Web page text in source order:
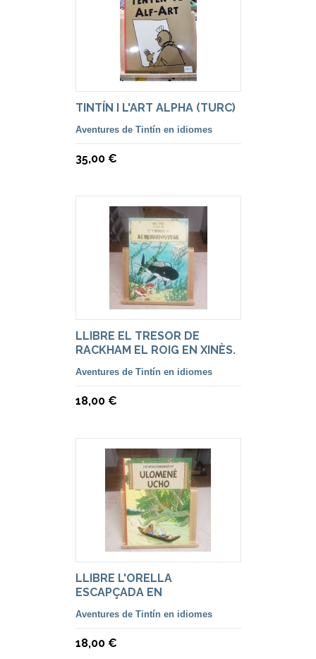
TINTÍN I L'ART ALPHA (TURC)
Aventures de Tintín en idiomes
35,00 €
LLIBRE EL TRESOR DE
RACKHAM EL ROIG EN XINÈS.
Aventures de Tintín en idiomes
18,00 €
LLIBRE L'ORELLA
ESCAPÇADA EN
TXECOSLOVAC
Aventures de Tintín en idiomes
18,00 €